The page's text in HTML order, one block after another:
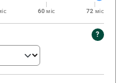
60 міс 72 міс